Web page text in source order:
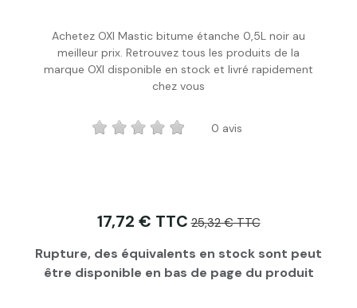
Plus de détails
Achetez OXI Mastic bitume étanche 0,5L noir au
meilleur prix. Retrouvez tous les produits de la
marque OXI disponible en stock et livré rapidement
chez vous
0 avis
17,72 € TTC 25,32 € TTC
Rupture, des équivalents en stock sont peut
être disponible en bas de page du produit